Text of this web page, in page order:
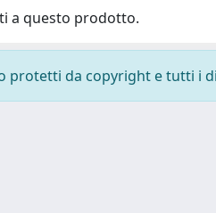
a questo prodotto.
protetti da copyright e tutti i